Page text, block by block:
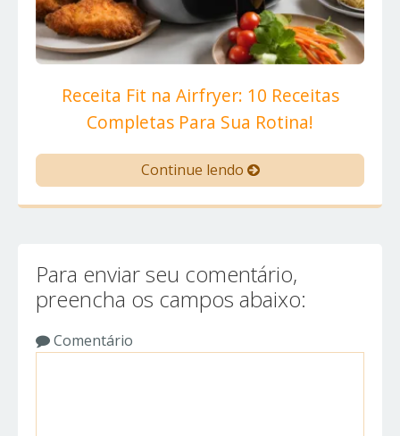
Receita Fit na Airfryer: 10 Receitas
Completas Para Sua Rotina!
Continue lendo
Para enviar seu comentário,
preencha os campos abaixo:
Comentário